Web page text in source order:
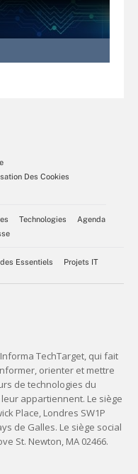
Des Cookies
Technologies
Agenda
Essentiels Projets IT